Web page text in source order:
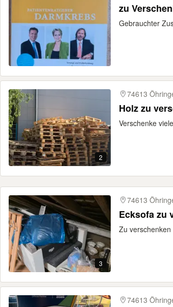
zu
Gebrauchter
2
74613
Holz zu
Verschenke
3
74613
Ecksofa zu
Zu verschenken
74613